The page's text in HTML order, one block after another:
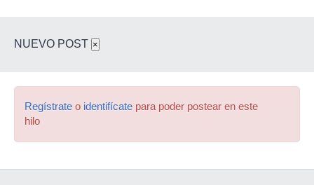
NUEVO POST ×
Regístrate o identifícate para poder postear en este
hilo